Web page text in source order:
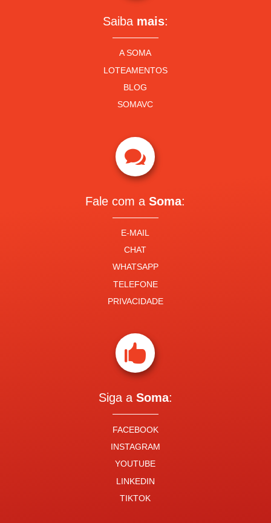
Saiba mais:
A SOMA
LOTEAMENTOS
BLOG
SOMAVC

Fale com aSoma:
E-MAIL
CHAT
WHATSAPP
TELEFONE
PRIVACIDADE

Siga a Soma:
FACEBOOK
INSTAGRAM
YOUTUBE
LINKEDIN
TIKTOK